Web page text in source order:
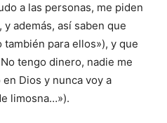
a las personas, me piden
además, así saben que
para ellos»), y que
tengo dinero, nadie me
Dios y nunca voy a
limosna…»).